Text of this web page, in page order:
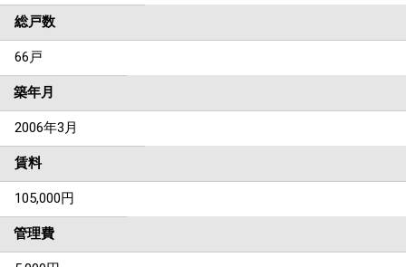
総戸数
66戸
築年月
2006年3月
賃料
105,000円
管理費